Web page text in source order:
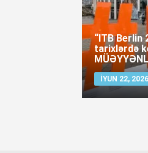
“ITB Berlin
tarixlərdə
İYUN 22, 2026